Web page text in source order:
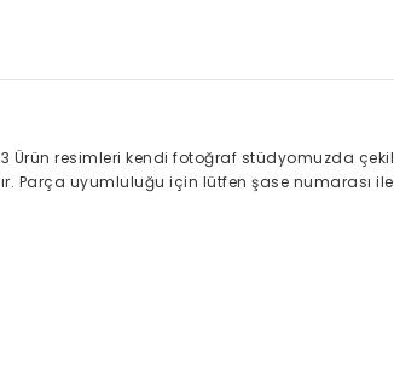
Ürün resimleri kendi fotoğraf stüdyomuzda
Parça uyumluluğu için lütfen şase numarası